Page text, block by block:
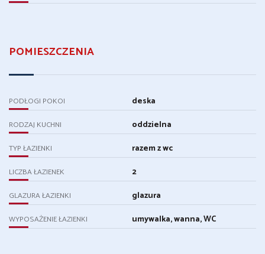
POMIESZCZENIA
PODŁOGI POKOI deska
RODZAJ KUCHNI oddzielna
TYP ŁAZIENKI razem z wc
LICZBA ŁAZIENEK 2
GLAZURA ŁAZIENKI glazura
WYPOSAŻENIE ŁAZIENKI umywalka, wanna, WC